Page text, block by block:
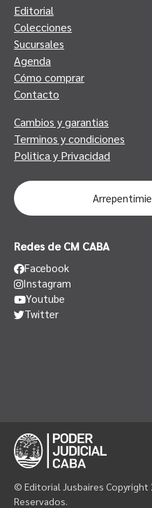
Editorial
Colecciones
Sucursales
Agenda
Cómo comprar
Contacto
Cambios y garantias
Terminos y condiciones
Politica y Privacidad
Redes de CM CABA
Facebook
Instagram
Youtube
Twitter
© Editorial Jusbaires
Reservados.